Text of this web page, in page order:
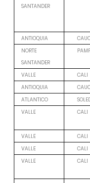
SANTANDER
ANTIOQUIA
NORTE
SANTANDER
VALLE CALI
ANTIOQUIA
ATLANTICO
VALLE
CALI
VALLE
CALI
VALLE
CALI
VALLE
CALI